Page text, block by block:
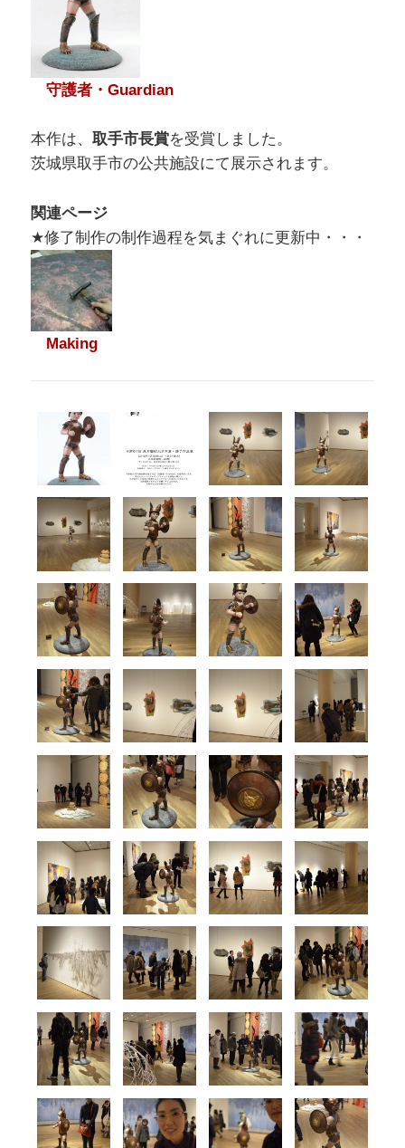
守護者・Guardian
本作は、取手市長賞を受賞しました。
茨城県取手市の公共施設にて展示されます。
関連ページ
★修了制作の制作過程を気まぐれに更新中・・・
Making